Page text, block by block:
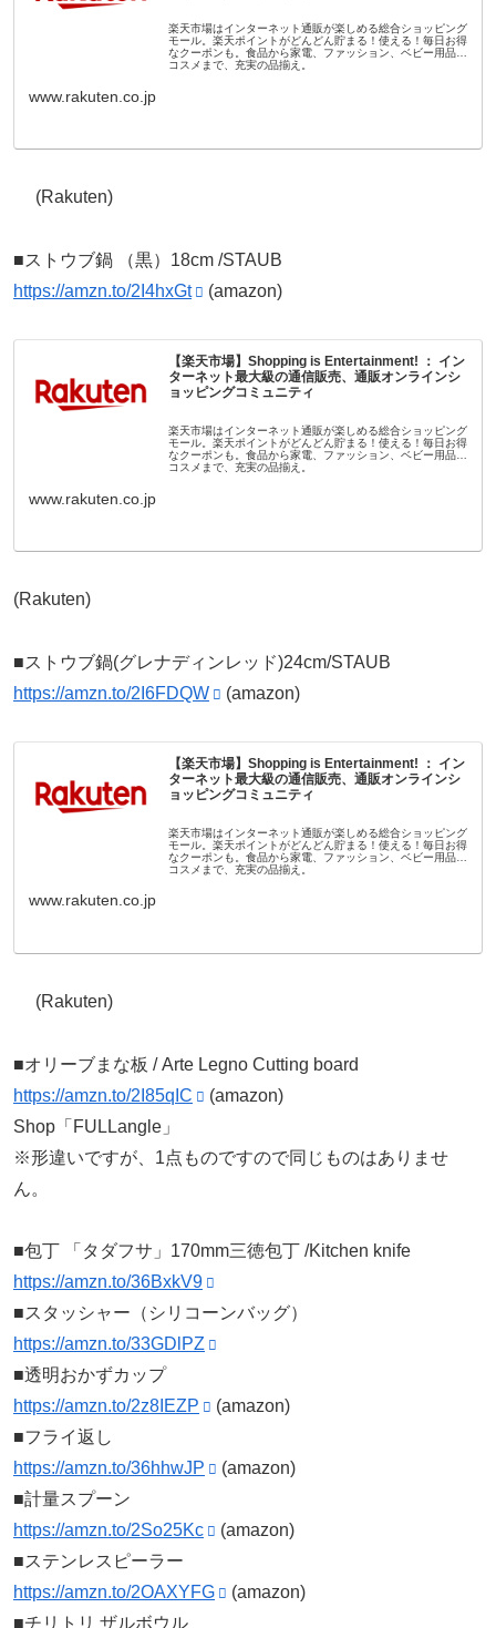
楽天市場はインターネット通販が楽しめる総合ショッピング
モール。楽天ポイントがどんどん貯まる！使える！毎日お得
なクーポンも。食品から家電、ファッション、ベビー用品、
コスメまで、充実の品揃え。
www.rakuten.co.jp
(Rakuten)
■ストウブ鍋 （黒）18cm /STAUB
https://amzn.to/2I4hxGt
(amazon)
【楽天市場】Shopping is Entertainment! ： イン
ターネット最大級の通信販売、通販オンラインシ
ョッピングコミュニティ
楽天市場はインターネット通販が楽しめる総合ショッピング
モール。楽天ポイントがどんどん貯まる！使える！毎日お得
なクーポンも。食品から家電、ファッション、ベビー用品、
コスメまで、充実の品揃え。
www.rakuten.co.jp
(Rakuten)
■ストウブ鍋(グレナディンレッド)24cm/STAUB
https://amzn.to/2I6FDQW
(amazon)
【楽天市場】Shopping is Entertainment! ： イン
ターネット最大級の通信販売、通販オンラインシ
ョッピングコミュニティ
楽天市場はインターネット通販が楽しめる総合ショッピング
モール。楽天ポイントがどんどん貯まる！使える！毎日お得
なクーポンも。食品から家電、ファッション、ベビー用品、
コスメまで、充実の品揃え。
www.rakuten.co.jp
(Rakuten)
■オリーブまな板 / Arte Legno Cutting board
https://amzn.to/2I85qIC
(amazon)
Shop「FULLangle」
※形違いですが、1点ものですので同じものはありませ
ん。
■包丁 「タダフサ」170mm三徳包丁 /Kitchen knife
https://amzn.to/36BxkV9
■スタッシャー（シリコーンバッグ）
https://amzn.to/33GDlPZ
■透明おかずカップ
https://amzn.to/2z8IEZP
(amazon)
■フライ返し
https://amzn.to/36hhwJP
(amazon)
■計量スプーン
https://amzn.to/2So25Kc
(amazon)
■ステンレスピーラー
https://amzn.to/2OAXYFG
(amazon)
■チリトリ ザルボウル